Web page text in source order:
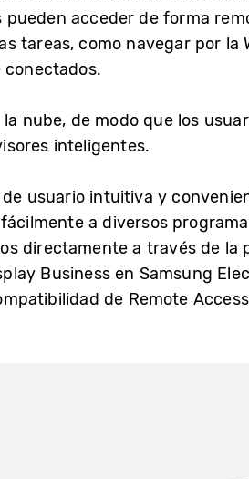
acceder de forma
tareas, como navegar por la
nube, de modo que los
inteligentes.
usuario intuitiva y
a diversos
directamente a través de la
Business en Samsung
de Remote